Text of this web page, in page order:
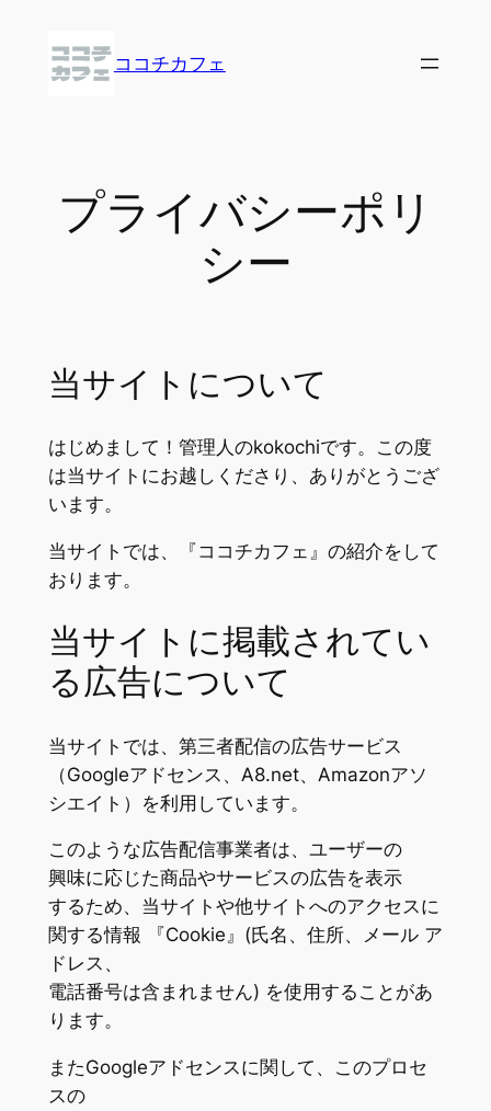
ココチカフェ
プライバシーポリ
シー
当サイトについて
はじめまして！管理人のkokochiです。この度
は当サイトにお越しくださり、ありがとうござ
います。
当サイトでは、『ココチカフェ』の紹介をして
おります。
当サイトに掲載されてい
る広告について
当サイトでは、第三者配信の広告サービス
（Googleアドセンス、A8.net、Amazonアソ
シエイト）を利用しています。
このような広告配信事業者は、ユーザーの
興味に応じた商品やサービスの広告を表示
するため、当サイトや他サイトへのアクセスに
関する情報 『Cookie』(氏名、住所、メール ア
ドレス、
電話番号は含まれません) を使用することがあ
ります。
またGoogleアドセンスに関して、このプロセ
スの